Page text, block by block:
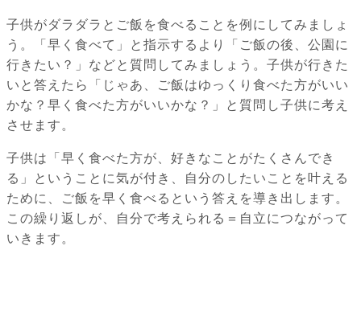
子供がダラダラとご飯を食べることを例にしてみましょ
う。「早く食べて」と指示するより「ご飯の後、公園に
行きたい？」などと質問してみましょう。子供が行きた
いと答えたら「じゃあ、ご飯はゆっくり食べた方がいい
かな？早く食べた方がいいかな？」と質問し子供に考え
させます。
子供は「早く食べた方が、好きなことがたくさんでき
る」ということに気が付き、自分のしたいことを叶える
ために、ご飯を早く食べるという答えを導き出します。
この繰り返しが、自分で考えられる＝自立につながって
いきます。